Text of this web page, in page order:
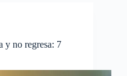
y no regresa: 7